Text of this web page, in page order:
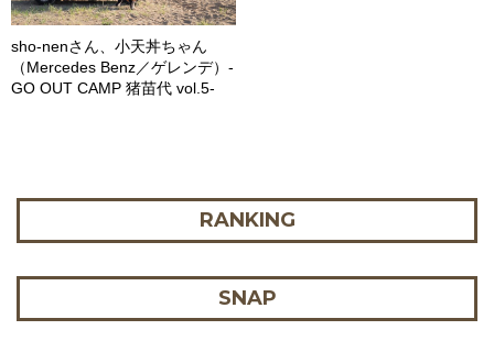
sho-nenさん、小天丼ちゃん
（Mercedes Benz／ゲレンデ）-
GO OUT CAMP 猪苗代 vol.5-
RANKING
SNAP